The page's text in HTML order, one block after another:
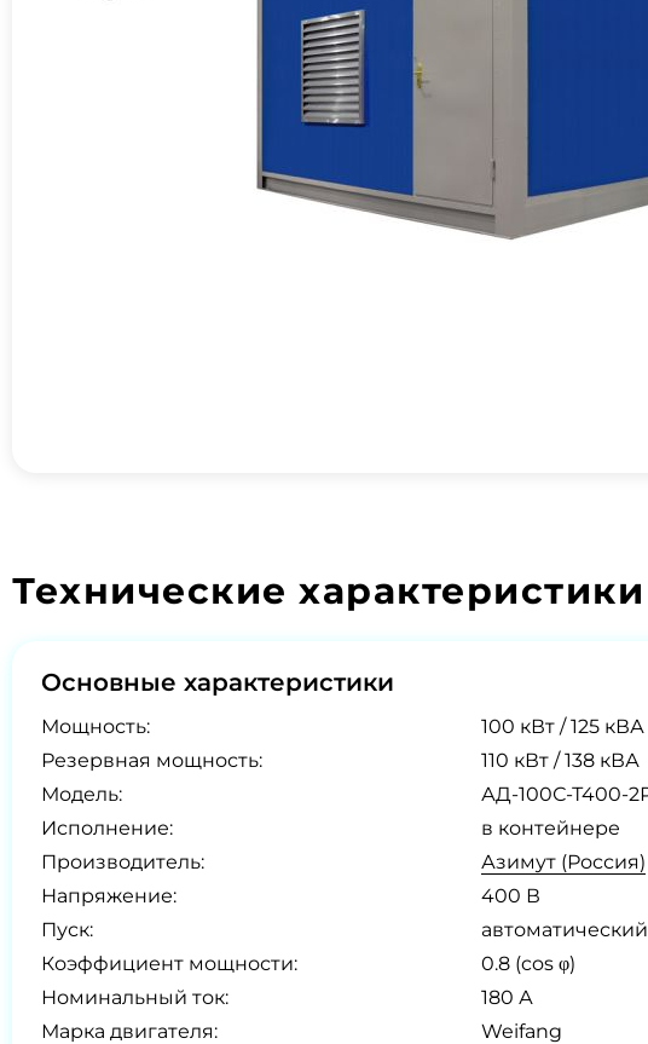
Технические характеристики
Основные характеристики
Мощность:
100 кВт / 125 кВА
Резервная мощность:
110 кВт / 138 кВА
Модель:
АД-100С-Т400-
Исполнение:
в контейнере
Производитель:
Азимут (Россия)
Напряжение:
400 В
Пуск:
Коэффициент мощности:
0.8 (cos φ)
Номинальный ток:
180 А
Марка двигателя:
Weifang